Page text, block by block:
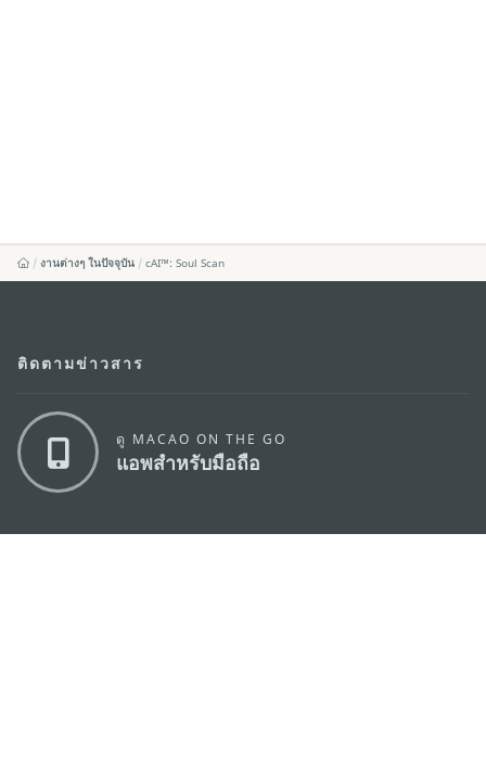
งานต่างๆ ในปัจจุบัน cAI™️: Soul Scan
ติดตามข่าวสาร
ดู MACAO ON THE GO
แอพสำหรับมือถือ